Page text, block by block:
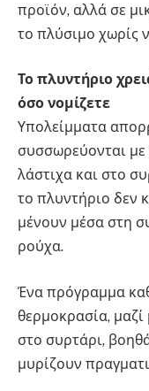
προϊόν, αλλά σε
το πλύσιμο χωρίς
Το πλυντήριο
όσο νομίζετε
Υπολείμματα
συσσωρεύονται
λάστιχα και στο
το πλυντήριο δεν
μένουν μέσα στη
ρούχα.
Ένα πρόγραμμα
θερμοκρασία,
στο συρτάρι,
μυρίζουν